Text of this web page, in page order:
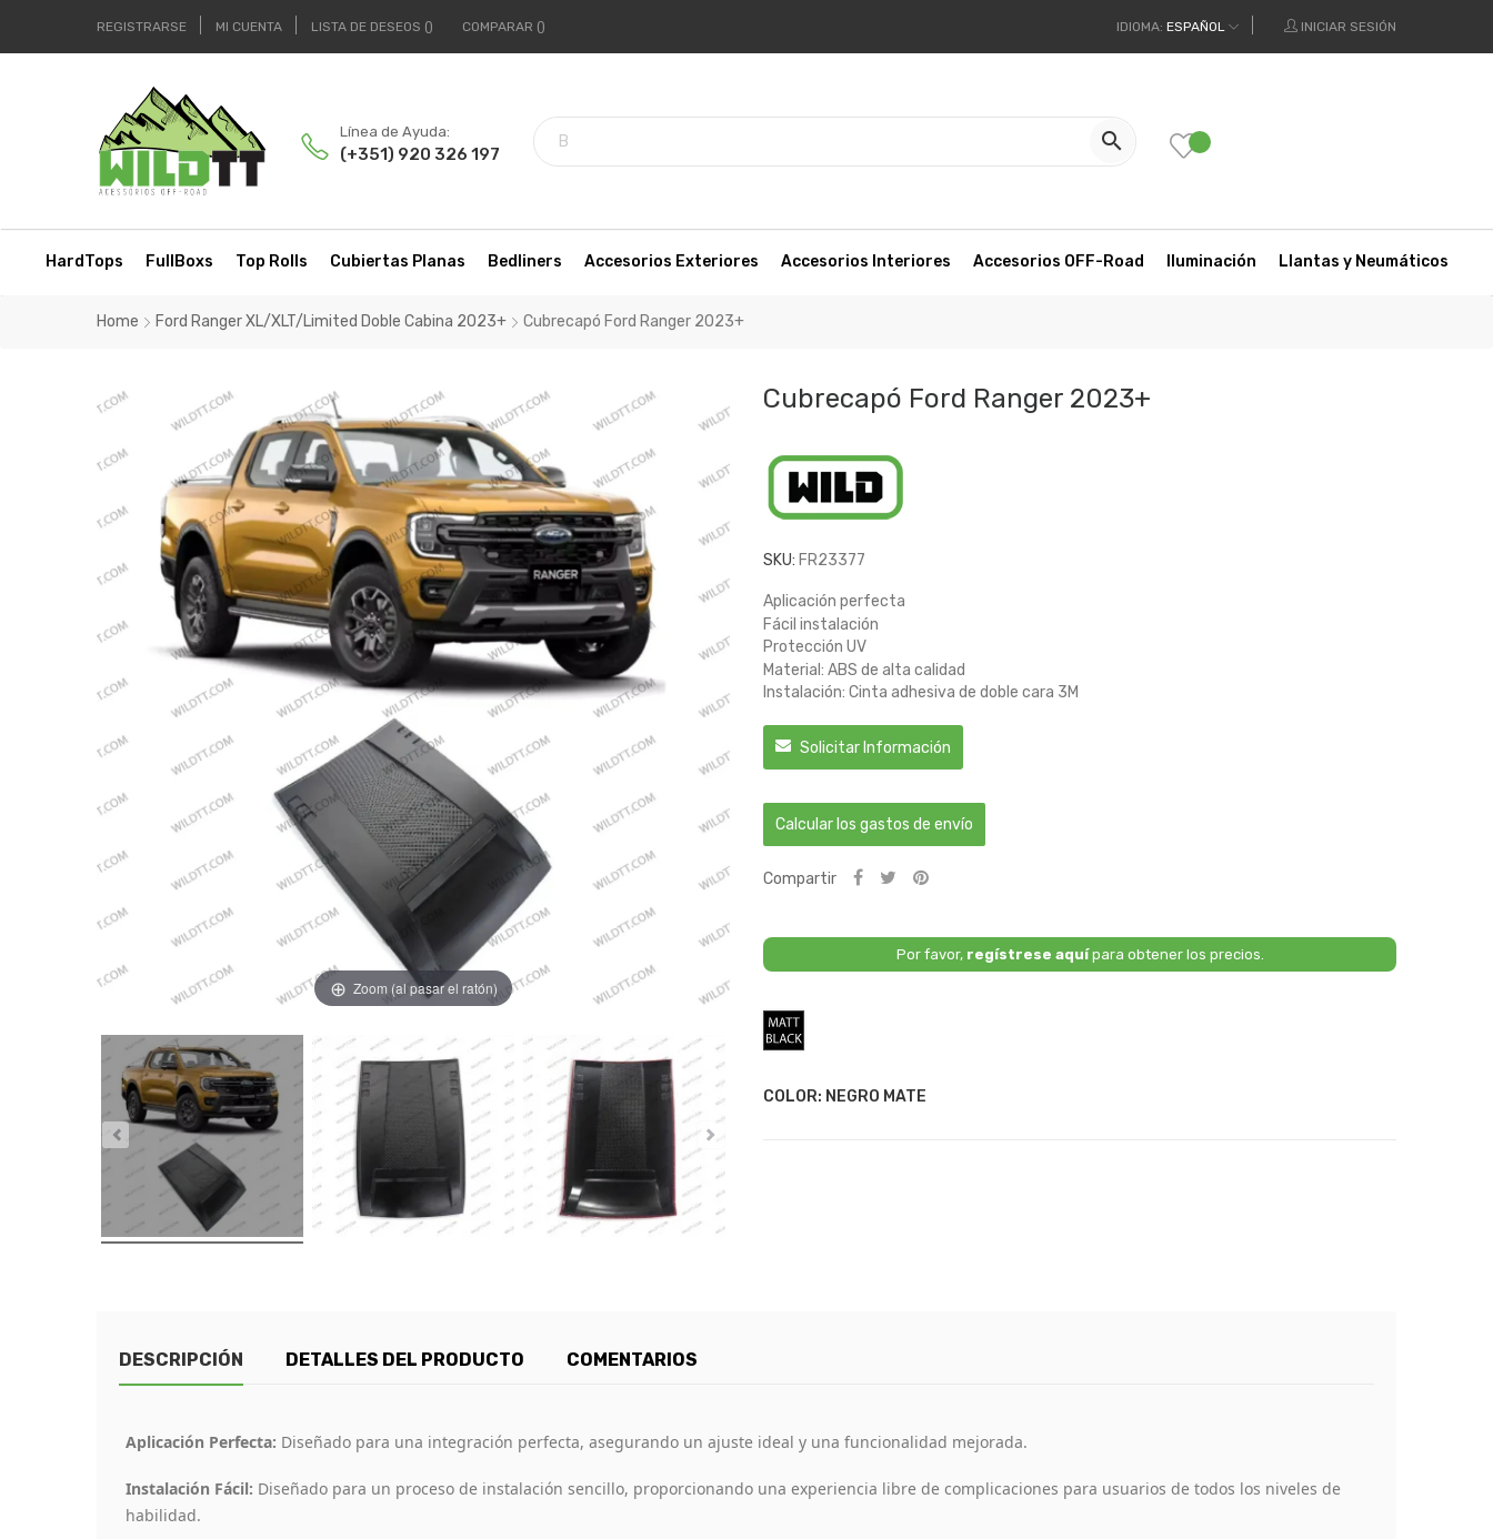
REGISTRARSE MI CUENTA LISTA DE DESEOS COMPARAR IDIOMA: ESPAÑOL INICIAR SESIÓN
Línea de Ayuda:
(+351) 920 326 197

HardTops FullBoxs Top Rolls Cubiertas Planas Bedliners Accesorios Exteriores Accesorios Interiores Accesorios OFF-Road Iluminación Llantas y Neumáticos
Home Ford Ranger XL/XLT/Limited Doble Cabina 2023+ Cubrecapó Ford Ranger 2023+
Zoom (al pasar el ratón)
Cubrecapó Ford Ranger 2023+
SKU: FR23377
Aplicación perfecta
Fácil instalación
Protección UV
Material: ABS de alta calidad
Instalación: Cinta adhesiva de doble cara 3M
Solicitar Información
Calcular los gastos de envío
Compartir
Por favor, regístrese aquípara obtener los precios.
COLOR: NEGRO MATE
DESCRIPCIÓN DETALLES DEL PRODUCTO COMENTARIOS
Aplicación Perfecta: Diseñado para una integración perfecta, asegurando un ajuste ideal y una funcionalidad mejorada.
Instalación Fácil: Diseñado para un proceso de instalación sencillo, proporcionando una experiencia libre de complicaciones para usuarios de todos los niveles de
habilidad.